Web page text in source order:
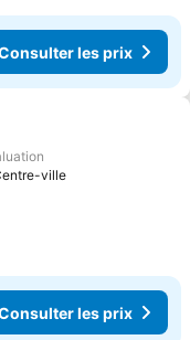
les prix
mes favoris
ville
les prix